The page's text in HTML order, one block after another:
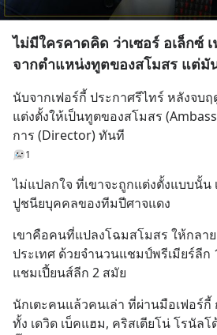
ไม่มีใครคาดคิด ว่าเซอร์ อเล็กซ์
จากตำแหน่งทูตของสโมสร แต่มั
นับจากเฟอร์กี้ ประกาศรีไทร์ หลังจบฤ
แต่งตั้งให้เป็นทูตของสโมสร
การ (Director) ทันที
1
ไม่แปลกใจ ที่เขาจะถูกแต่งตั้งแบบนั้น
ปูชนียบุคคลของทีมปีศาจแดง
เขาคือคนที่แปลงโฉมสโมสร ให้กลา
ประเทศ ด้วยจำนวนแชมป์พรีเมียร์ลี
แชมเปี้ยนส์ลีก 2 สมัย
นักเตะคนแล้วคนเล่า ที่ผ่านมือเฟอร์กี้
ทั้ง เดวิด เบ็คแฮม, คริสเตียโน่ โรนัล